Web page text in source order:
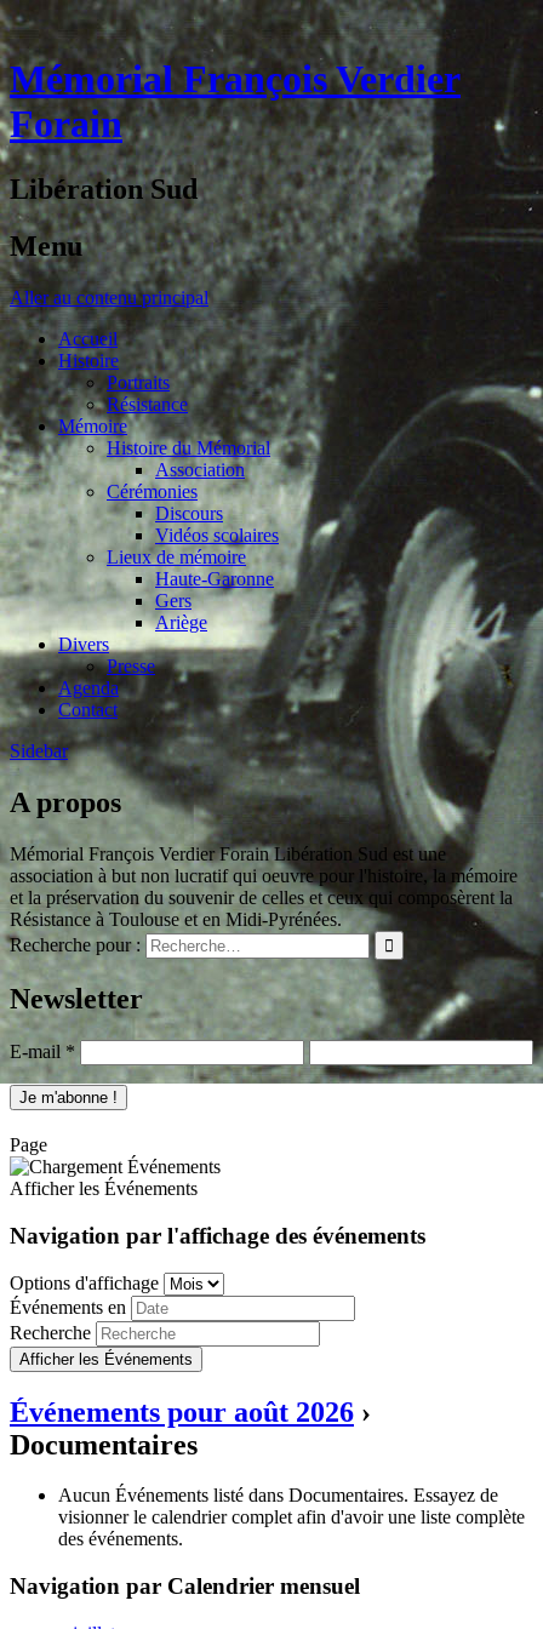
Mémorial François Verdier
Forain
Libération Sud
Menu
Aller au contenu principal
Accueil
Histoire
Portraits
Résistance
Mémoire
Histoire du Mémorial
Association
Cérémonies
Discours
Vidéos scolaires
Lieux de mémoire
Haute-Garonne
Gers
Ariège
Divers
Presse
Agenda
Contact
Sidebar
A propos
Mémorial François Verdier Forain Libération Sud est une
association à but non lucratif qui oeuvre pour l'histoire, la mémoire
et la préservation du souvenir de celles et ceux qui composèrent la
Résistance à Toulouse et en Midi-Pyrénées.
Recherche pour :
Newsletter
E-mail *
Page
Afficher les Événements
Navigation par l'affichage des événements
Options d'affichage
Événements en
Recherche
Événements pour août 2026 ›
Documentaires
Aucun Événements listé dans Documentaires. Essayez de
visionner le calendrier complet afin d'avoir une liste complète
des événements.
Navigation par Calendrier mensuel